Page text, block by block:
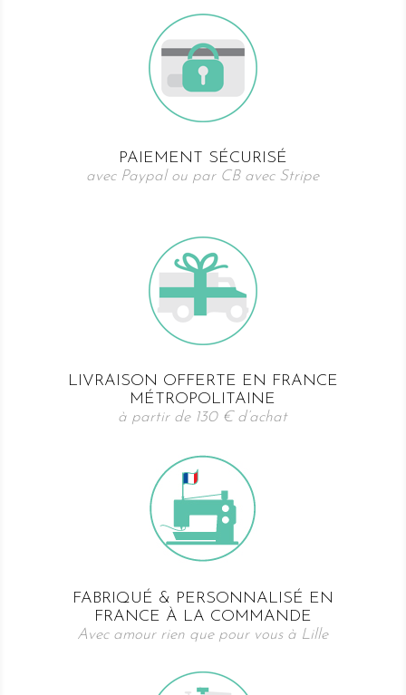
PAIEMENT SÉCURISÉ
avec Paypal ou par CB avec Stripe
LIVRAISON OFFERTE EN FRANCE
MÉTROPOLITAINE
à partir de 130 € d’achat
FABRIQUÉ & PERSONNALISÉ EN
FRANCE À LA COMMANDE
Avec amour rien que pour vous à Lille